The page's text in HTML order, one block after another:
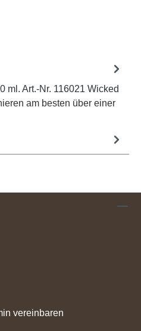
ml. Art.-Nr. 116021 Wicked
am besten über einer
vereinbaren